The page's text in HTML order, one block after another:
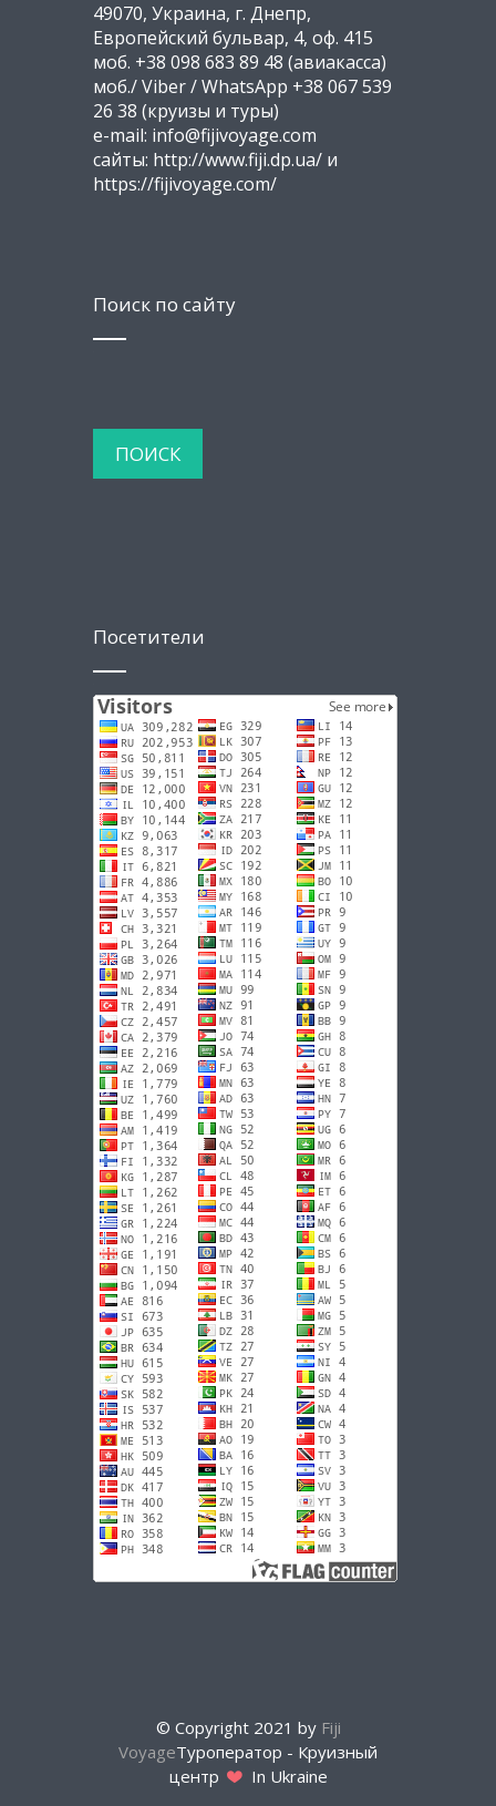
49070, Украина, г. Днепр,
Европейский бульвар, 4, оф. 415
моб. +38 098 683 89 48 (авиакасса)
моб./ Viber / WhatsApp +38 067 539
26 38 (круизы и туры)
e-mail: info@fijivoyage.com
сайты: http://www.fiji.dp.ua/ и
https://fijivoyage.com/
Поиск по сайту
Посетители
© Copyright 2021 by Fiji
VoyageТуроператор - Круизный
центр
In Ukraine